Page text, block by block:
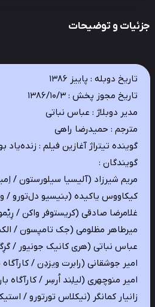
و توضیحات
تاریخ دوبله : پاییز ۱۳۸۶
تاریخ مجوز پخش : ۱۳۸۶/۱۰/۳
مدیر دوبلاژ : عباس نباتی
مترجم : حمیدرضا راهی
گوینده تیتراژ آغازین فیلم : زنده‌یاد
گویندگان :
مریم شیرزاد (آلیسیا سیلورستون /
کیکاووس یاکیده (بنیسیو دل‌تورو /
غلامرضا صادقی (کریستوفر واکن /
میرطاهر مظلومی (جک تامپسون /
عباس نباتی (هری کانیک جونیور / گرِگ
امیر جوشقانی (رابرت ویزدِن / کارآگاه
امیر منوچهری‌ (لیلِند اُرسِر / کارآگاه
زانیار کمانگر (نیکلاس تورتورو /